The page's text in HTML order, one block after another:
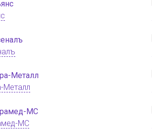
Металл
МС